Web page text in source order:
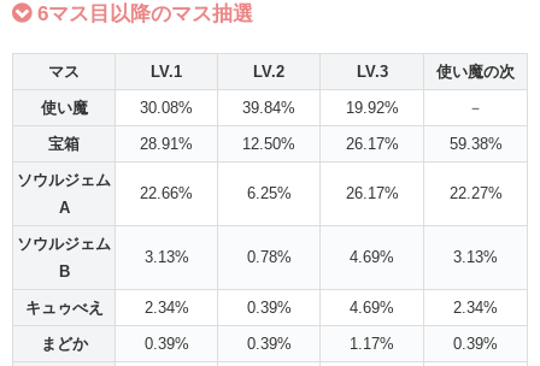
6マス目以降のマス抽選
マス LV.1 LV.2 LV.3
使い魔の次
使い魔
30.08% 39.84% 19.92%
－
宝箱
28.91% 12.50% 26.17%
59.38%
ソウルジェム
A
22.66% 6.25% 26.17% 22.27%
ソウルジェム
B
3.13% 0.78% 4.69% 3.13%
キュゥべえ 2.34% 0.39% 4.69%
2.34%
まどか
0.39% 0.39% 1.17% 0.39%